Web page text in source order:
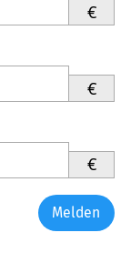
€
€
€
Melden